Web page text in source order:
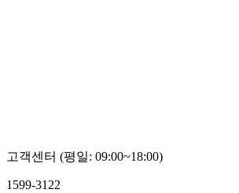
고객센터 (평일: 09:00~18:00)
1599-3122